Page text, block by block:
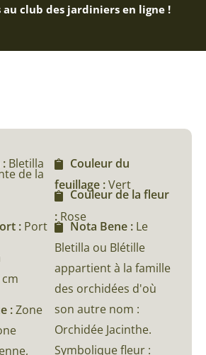
au club des jardiniers en ligne !
Bletilla
de la
: Port
:Zone
Couleur du
feuillage :Vert
Couleur de la fleur
: Rose
Nota Bene : Le
Bletilla ou Blétille
appartient à la famille
des orchidées d'où
son autre nom :
Orchidée Jacinthe.
Symbolique fleur :